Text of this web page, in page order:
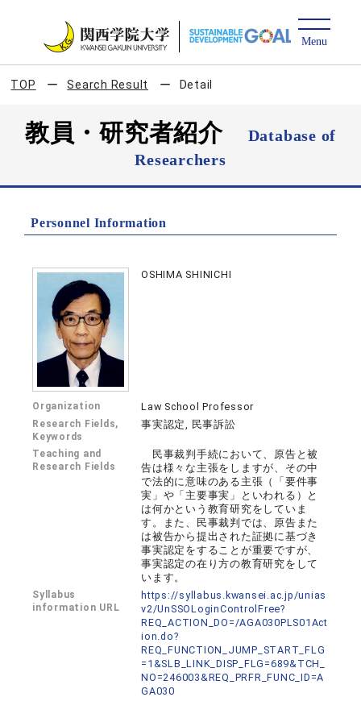
TOP Search Result Detail
教員・研究者紹介
Database of
Researchers
Personnel Information
OSHIMA SHINICHI
Organization Law School Professor
Research Fields,
Keywords
事実認定, 民事訴訟
Teaching and
Research Fields
民事裁判手続において、原告と被
告は様々な主張をしますが、その中
で法的に意味のある主張（「要件事
実」や「主要事実」といわれる）と
は何かという教育研究をしていま
す。また、民事裁判では、原告また
は被告から提出された証拠に基づき
事実認定をすることが重要ですが、
事実認定の在り方の教育研究をして
います。
Syllabus
information URL
https://syllabus.kwansei.ac.jp/unias
v2/UnSSOLoginControlFree?
REQ_ACTION_DO=/AGA030PLS01Act
ion.do?
REQ_FUNCTION_JUMP_START_FLG
=1&SLB_LINK_DISP_FLG=689&TCH_
NO=246003&REQ_PRFR_FUNC_ID=A
GA030